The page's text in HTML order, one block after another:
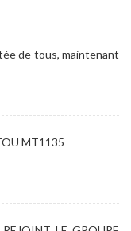
de tous, maintenant
MT1135